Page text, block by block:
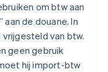
om btw aan
de douane. In
van btw.
geen gebruik
hij import-btw